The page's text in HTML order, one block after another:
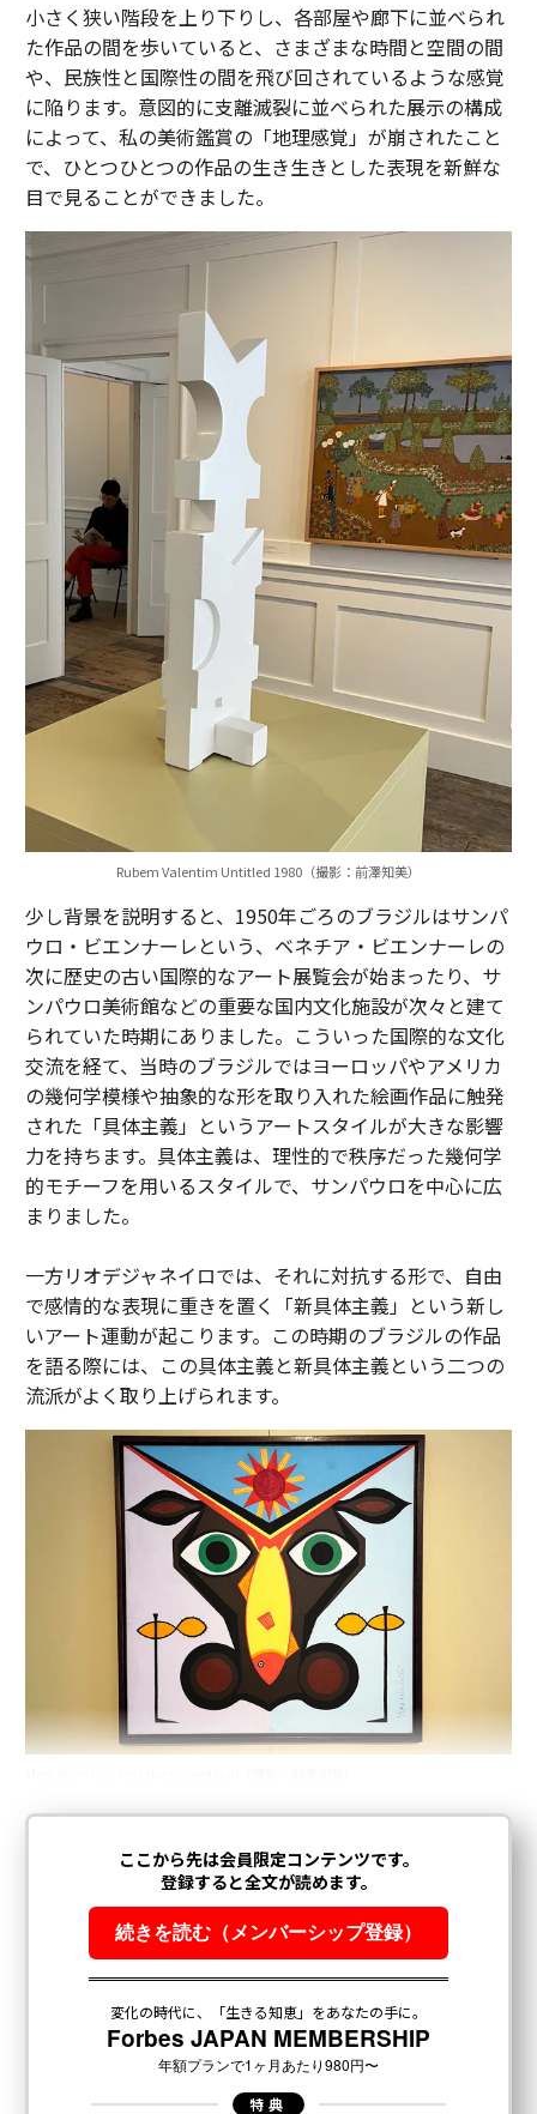
小さく狭い階段を上り下りし、各部屋や廊下に並べられ
た作品の間を歩いていると、さまざまな時間と空間の間
や、民族性と国際性の間を飛び回されているような感覚
に陥ります。意図的に支離滅裂に並べられた展示の構成
によって、私の美術鑑賞の「地理感覚」が崩されたこと
で、ひとつひとつの作品の生き生きとした表現を新鮮な
目で見ることができました。
Rubem Valentim Untitled 1980（撮影：前澤知美）
少し背景を説明すると、1950年ごろのブラジルはサンパ
ウロ・ビエンナーレという、ベネチア・ビエンナーレの
次に歴史の古い国際的なアート展覧会が始まったり、サ
ンパウロ美術館などの重要な国内文化施設が次々と建て
られていた時期にありました。こういった国際的な文化
交流を経て、当時のブラジルではヨーロッパやアメリカ
の幾何学模様や抽象的な形を取り入れた絵画作品に触発
された「具体主義」というアートスタイルが大きな影響
力を持ちます。具体主義は、理性的で秩序だった幾何学
的モチーフを用いるスタイルで、サンパウロを中心に広
まりました。
一方リオデジャネイロでは、それに対抗する形で、自由
で感情的な表現に重きを置く「新具体主義」という新し
いアート運動が起こります。この時期のブラジルの作品
を語る際には、この具体主義と新具体主義という二つの
流派がよく取り上げられます。